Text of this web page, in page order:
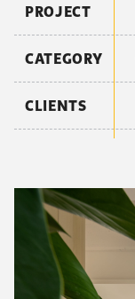
PROJECT
CATEGORY
CLIENTS